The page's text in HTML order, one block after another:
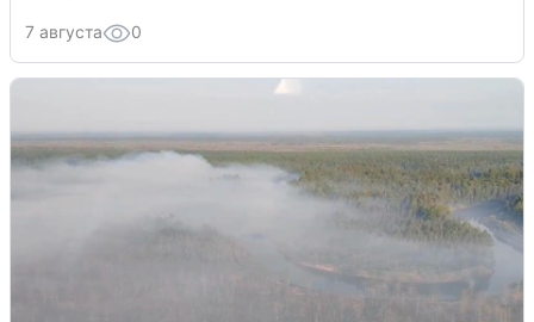
7 августа 0